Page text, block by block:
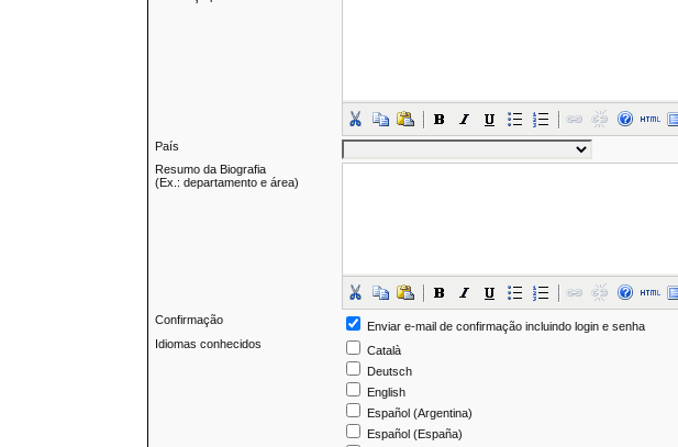
País
Resumo da Biografia
(Ex.: departamento e área)
Confirmação
Enviar e-mail de confirmação incluindo login e senha
Idiomas conhecidos
Català
Deutsch
English
Español (Argentina)
Español (España)